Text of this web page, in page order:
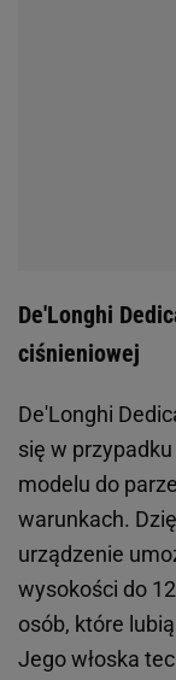
De'Longhi
ciśnieniowej
De'Longhi
się w
modelu do
warunkach.
urządzenie
wysokości do
osób, które
Jego włoska